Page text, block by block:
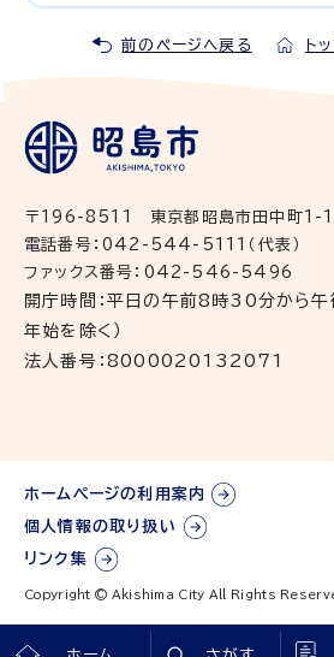
前のページへ戻る ト
〒196-8511 東京都昭島市田中町1-
電話番号：042-544-5111（代表）
ファックス番号：042-546-5496
開庁時間：平日の午前8時30分から
年始を除く）
法人番号：8000020132071
ホームページの利用案内
個人情報の取り扱い
リンク集
Copyright © Akishima City All Rights